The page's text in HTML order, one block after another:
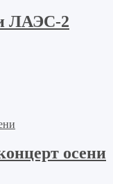
ЛАЭС-2
осени